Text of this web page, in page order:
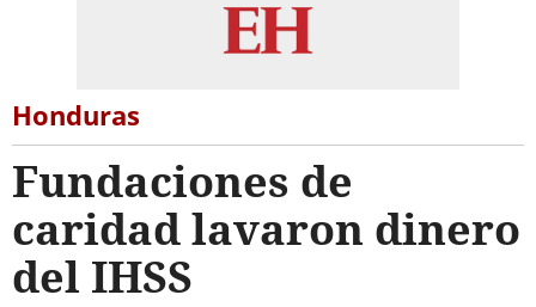
Honduras
Fundaciones de
caridad lavaron dinero
del IHSS